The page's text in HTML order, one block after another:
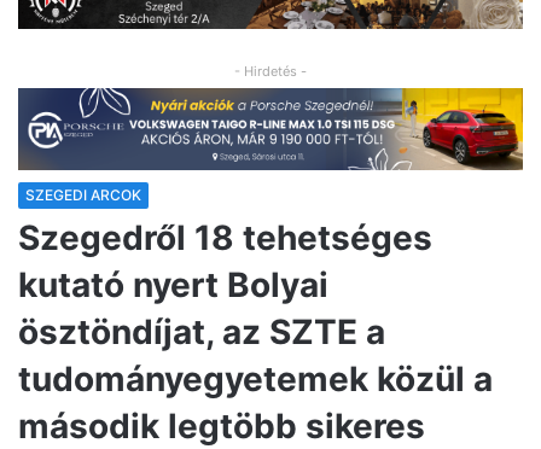
- Hirdetés -
SZEGEDI ARCOK
Szegedről 18 tehetséges
kutató nyert Bolyai
ösztöndíjat, az SZTE a
tudományegyetemek közül a
második legtöbb sikeres